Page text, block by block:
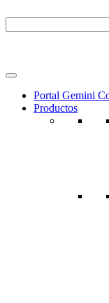
Portal Gemini
Productos